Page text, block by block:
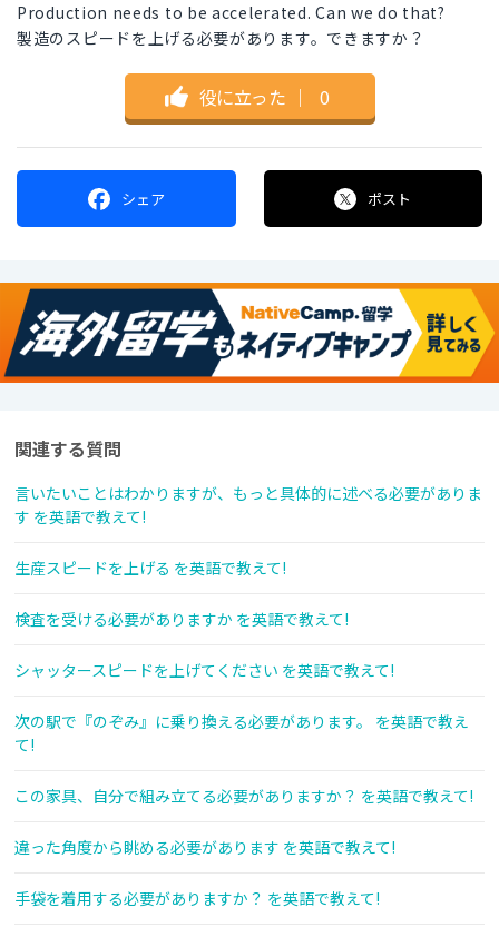
Production needs to be accelerated. Can we do that?
製造のスピードを上げる必要があります。できますか？
役に立った ｜ 0
シェア ポスト
関連する質問
言いたいことはわかりますが、もっと具体的に述べる必要がありま
す を英語で教えて!
生産スピードを上げる を英語で教えて!
検査を受ける必要がありますか を英語で教えて!
シャッタースピードを上げてください を英語で教えて!
次の駅で『のぞみ』に乗り換える必要があります。 を英語で教え
て!
この家具、自分で組み立てる必要がありますか？ を英語で教えて!
違った角度から眺める必要があります を英語で教えて!
手袋を着用する必要がありますか？ を英語で教えて!